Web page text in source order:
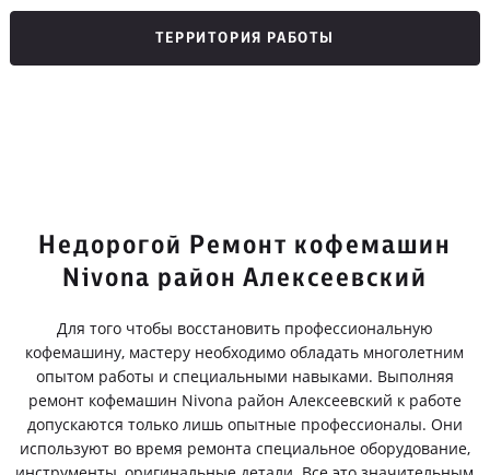
ТЕРРИТОРИЯ РАБОТЫ
Недорогой Ремонт кофемашин
Nivona район Алексеевский
Для того чтобы восстановить профессиональную
кофемашину, мастеру необходимо обладать многолетним
опытом работы и специальными навыками. Выполняя
ремонт кофемашин Nivona район Алексеевский к работе
допускаются только лишь опытные профессионалы. Они
используют во время ремонта специальное оборудование,